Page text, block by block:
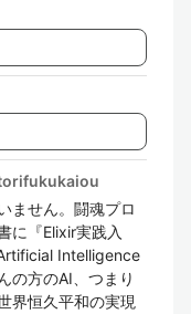
ません。闘魂プロ
に『Elixir実践入
Intelligence
の方のAI、つまり
界恒久平和の実現